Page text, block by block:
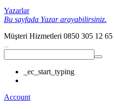
Yazarlar
Bu sayfada Yazar arayabilirsiniz.
Müşteri Hizmetleri 0850 305 12 65
_ec_start_typing
Account